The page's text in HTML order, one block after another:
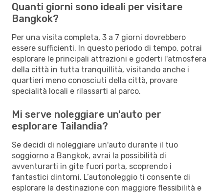
Quanti giorni sono ideali per visitare
Bangkok?
Per una visita completa, 3 a 7 giorni dovrebbero
essere sufficienti. In questo periodo di tempo, potrai
esplorare le principali attrazioni e goderti l'atmosfera
della città in tutta tranquillità, visitando anche i
quartieri meno conosciuti della città, provare
specialità locali e rilassarti al parco.
Mi serve noleggiare un'auto per
esplorare Tailandia?
Se decidi di noleggiare un'auto durante il tuo
soggiorno a Bangkok, avrai la possibilità di
avventurarti in gite fuori porta, scoprendo i
fantastici dintorni. L’autonoleggio ti consente di
esplorare la destinazione con maggiore flessibilità e